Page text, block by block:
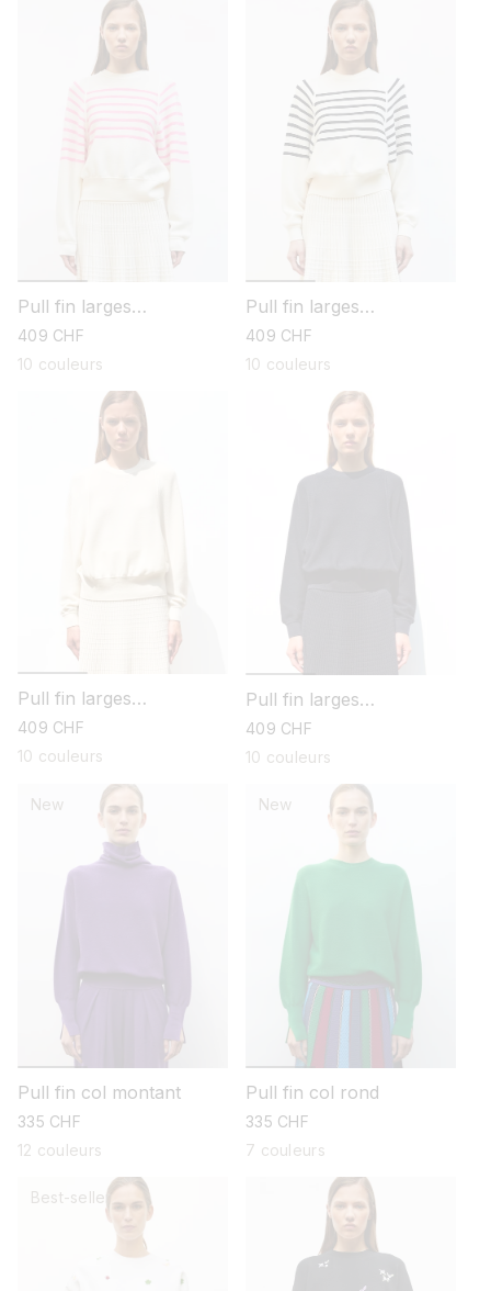
Pull fin larges
emmanchures
prix
habituel
409 CHF
10 couleurs
Pull fin larges
emmanchures
prix
habituel
409 CHF
10 couleurs
Pull fin larges
emmanchures
prix
habituel
409 CHF
10 couleurs
Pull fin larges
emmanchures
prix
habituel
409 CHF
10 couleurs
New
Pull fin col montant
prix
habituel
335 CHF
12 couleurs
New
Pull fin col rond
prix
habituel
335 CHF
7 couleurs
Best-seller